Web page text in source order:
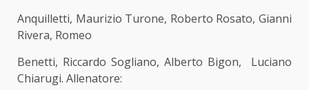
Anquilletti, Maurizio Turone, Roberto Rosato, Gianni
Rivera, Romeo
Benetti, Riccardo Sogliano, Alberto Bigon, Luciano
Chiarugi. Allenatore: